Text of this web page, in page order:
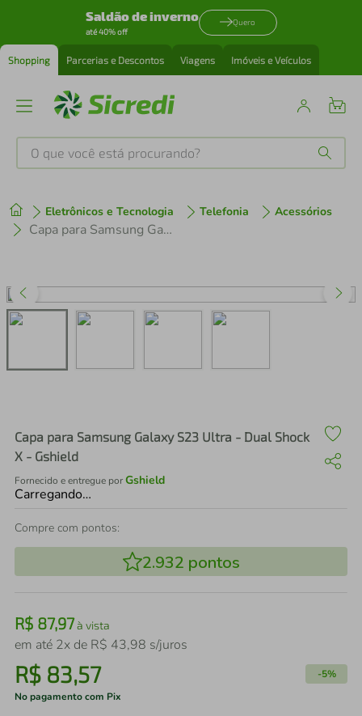
Saldão de inverno
até 40% off
Quero
Shopping Parcerias e Descontos Viagens Imóveis e Veículos
O que você está procurando?
Eletrônicos e Tecnologia Telefonia Acessórios
Capa para Samsung Galaxy S23 Ultra - Dual Shock X - Gshield
Capa para Samsung Galaxy S23 Ultra - Dual Shock
X - Gshield
Fornecido e entregue porGshield
Carregando…
Compre com pontos:
2.932 pontos
R$ 87,97à vista
em até 2x de R$ 43,98 s/juros
R$ 83,57 -5%
No pagamento com Pix
1º tenis
perfume